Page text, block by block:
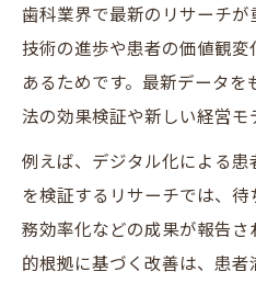
効率化と満足度アップ
歯科データ分析で
歯科リサーチで見
患者対応を支える
歯科衛生士の働き方に
歯科業界で最新のリサーチ
技術の進歩や患者の価値観
あるためです。最新データ
法の効果検証や新しい経営モ
例えば、デジタル化による
を検証するリサーチでは、
務効率化などの成果が報告
的根拠に基づく改善は、患